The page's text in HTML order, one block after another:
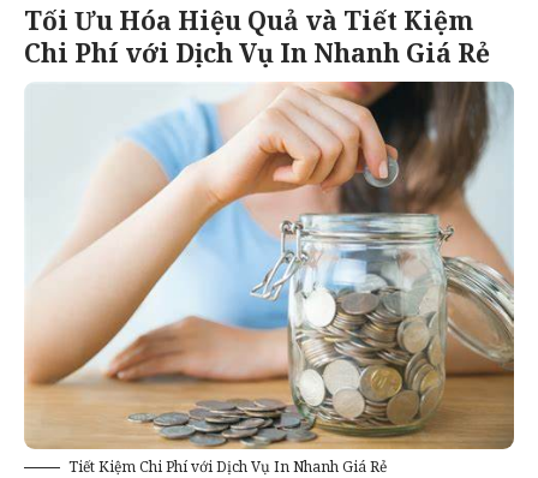
Tối Ưu Hóa Hiệu Quả và Tiết Kiệm
Chi Phí với Dịch Vụ In Nhanh Giá Rẻ
Tiết Kiệm Chi Phí với Dịch Vụ In Nhanh Giá Rẻ